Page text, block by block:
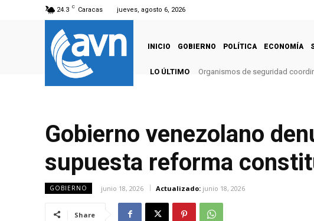
24.3 C Caracas jueves, agosto 6, 2026
INICIO GOBIERNO POLÍTICA ECONOMÍA
LO ÚLTIMO Organismos de seguridad
Gobierno venezolano
supuesta reforma
GOBIERNO junio 18, 2026 Actualizado: junio 18, 2026
Share